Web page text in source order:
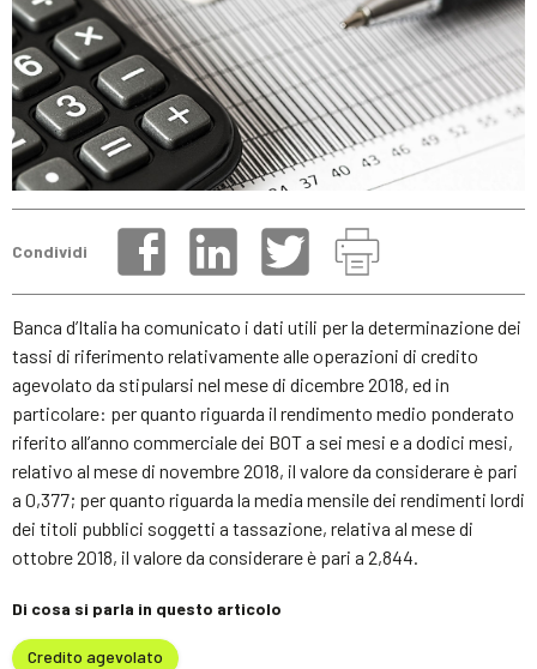
Condividi
Banca d’Italia ha comunicato i dati utili per la determinazione dei
tassi di riferimento relativamente alle operazioni di credito
agevolato da stipularsi nel mese di dicembre 2018, ed in
particolare: per quanto riguarda il rendimento medio ponderato
riferito all’anno commerciale dei BOT a sei mesi e a dodici mesi,
relativo al mese di novembre 2018, il valore da considerare è pari
a 0,377; per quanto riguarda la media mensile dei rendimenti lordi
dei titoli pubblici soggetti a tassazione, relativa al mese di
ottobre 2018, il valore da considerare è pari a 2,844.
Di cosa si parla in questo articolo
Credito agevolato